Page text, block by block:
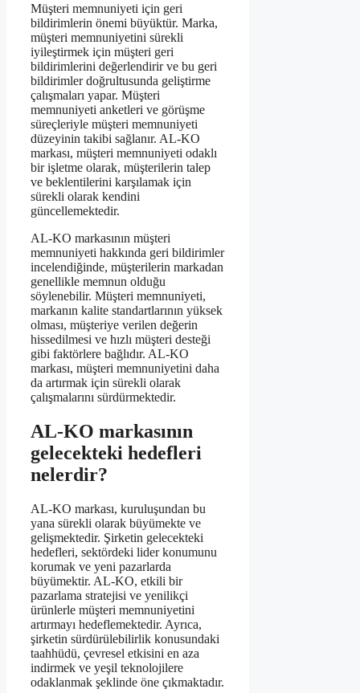
Müşteri memnuniyeti için geri
bildirimlerin önemi büyüktür. Marka,
müşteri memnuniyetini sürekli
iyileştirmek için müşteri geri
bildirimlerini değerlendirir ve bu geri
bildirimler doğrultusunda geliştirme
çalışmaları yapar. Müşteri
memnuniyeti anketleri ve görüşme
süreçleriyle müşteri memnuniyeti
düzeyinin takibi sağlanır. AL-KO
markası, müşteri memnuniyeti odaklı
bir işletme olarak, müşterilerin talep
ve beklentilerini karşılamak için
sürekli olarak kendini
güncellemektedir.
AL-KO markasının müşteri
memnuniyeti hakkında geri bildirimler
incelendiğinde, müşterilerin markadan
genellikle memnun olduğu
söylenebilir. Müşteri memnuniyeti,
markanın kalite standartlarının yüksek
olması, müşteriye verilen değerin
hissedilmesi ve hızlı müşteri desteği
gibi faktörlere bağlıdır. AL-KO
markası, müşteri memnuniyetini daha
da artırmak için sürekli olarak
çalışmalarını sürdürmektedir.
AL-KO markasının
gelecekteki hedefleri
nelerdir?
AL-KO markası, kuruluşundan bu
yana sürekli olarak büyümekte ve
gelişmektedir. Şirketin gelecekteki
hedefleri, sektördeki lider konumunu
korumak ve yeni pazarlarda
büyümektir. AL-KO, etkili bir
pazarlama stratejisi ve yenilikçi
ürünlerle müşteri memnuniyetini
artırmayı hedeflemektedir. Ayrıca,
şirketin sürdürülebilirlik konusundaki
taahhüdü, çevresel etkisini en aza
indirmek ve yeşil teknolojilere
odaklanmak şeklinde öne çıkmaktadır.